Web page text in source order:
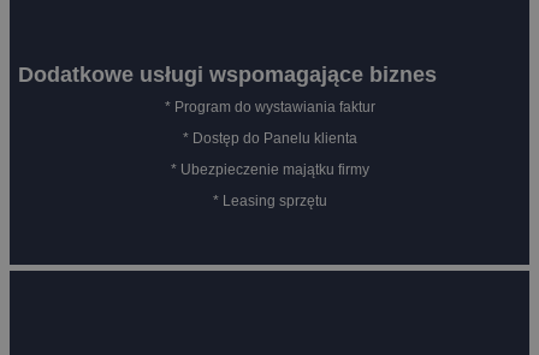
Dodatkowe usługi wspomagające biznes
* Program do wystawiania faktur
* Dostęp do Panelu klienta
* Ubezpieczenie majątku firmy
* Leasing sprzętu